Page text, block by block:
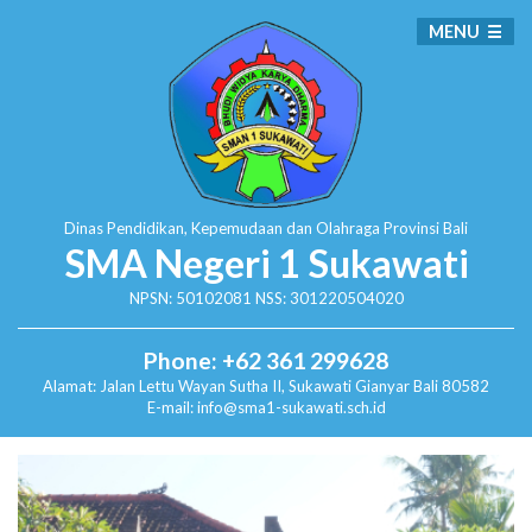
Dinas Pendidikan, Kepemudaan dan Olahraga Provinsi Bali
SMA Negeri 1 Sukawati
NPSN: 50102081 NSS: 301220504020
Phone: +62 361 299628
Alamat: Jalan Lettu Wayan Sutha II, SukawatiGianyar Bali 80582
E-mail: info@sma1-sukawati.sch.id
MENU